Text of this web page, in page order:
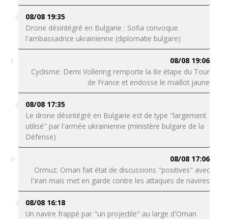
08/08 19:35
Drone désintégré en Bulgarie : Sofia convoque
l'ambassadrice ukrainienne (diplomatie bulgare)
08/08 19:06
Cyclisme: Demi Vollering remporte la 8e étape du Tour
de France et endosse le maillot jaune
08/08 17:35
Le drone désintégré en Bulgarie est de type "largement
utilisé" par l'armée ukrainienne (ministère bulgare de la
Défense)
08/08 17:06
Ormuz: Oman fait état de discussions "positives" avec
l'Iran mais met en garde contre les attaques de navires
08/08 16:18
Un navire frappé par "un projectile" au large d'Oman